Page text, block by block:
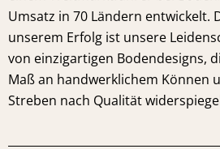
Umsatz in 70 Ländern entwickelt.
unserem Erfolg ist unsere
von einzigartigen Bodendesigns,
Maß an handwerklichem Können
Streben nach Qualität